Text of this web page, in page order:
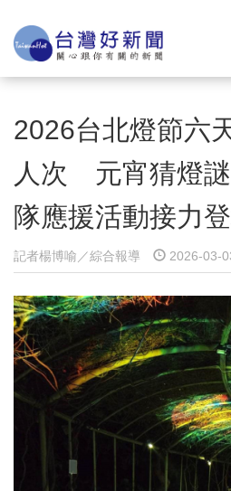
2026台北燈節六
人次 元宵猜燈
隊應援活動接力
記者楊博喻／綜合報導 2026-03-